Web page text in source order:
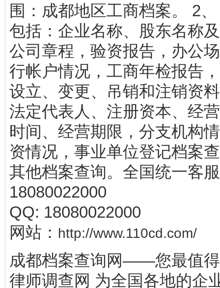
围：成都地区工商档案。 2
包括：企业名称、股东名称
公司章程，验资报告，办公
行帐户情况，工商年检报告
设立、变更、吊销和注销资
法定代表人、注册资本、经
时间、经营期限，分支机构
资情况，事业单位登记档案
其他档案查询。全国统一客
18080022000
QQ: 18080022000
网站： http://www.110cd.com/
成都档案查询网——您最值
律师调查网 为全国各地的企